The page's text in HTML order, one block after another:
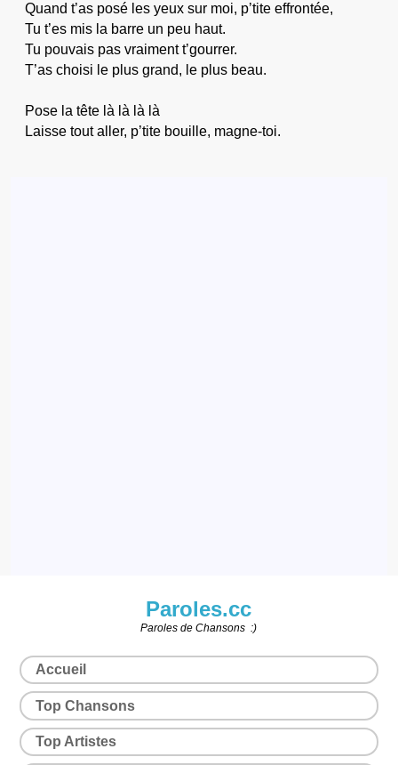
Quand t’as posé les yeux sur moi, p’tite effrontée,
Tu t’es mis la barre un peu haut.
Tu pouvais pas vraiment t’gourrer.
T’as choisi le plus grand, le plus beau.
Pose la tête là là là là
Laisse tout aller, p’tite bouille, magne-toi.
Paroles.cc
Paroles de Chansons :)
Accueil
Top Chansons
Top Artistes